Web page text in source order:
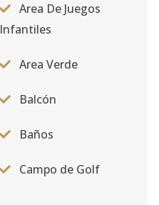
Area De Juegos
Infantiles
Area Verde
Balcón
Baños
Campo de Golf